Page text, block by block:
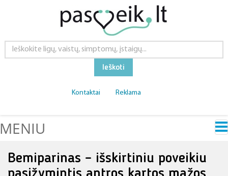
Ieškoti
Kontaktai Reklama
MENIU
Bemiparinas – išskirtiniu poveikiu